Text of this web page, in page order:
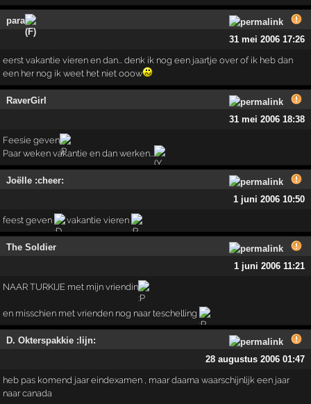
para
31 mei 2006 17:26
eerst vakantie vieren en dan... denk ik nog een jaartje over of ik heb dan
een her nog ik weet het niet ooow
RaverGirl
31 mei 2006 18:38
Feesie geven
Paar weken vakantie en dan werken...
Joëlle :cheer:
1 juni 2006 10:50
feest geven vakantie vieren
The Soldier
1 juni 2006 11:21
NAAR TURKIJE met mijn vriendin
en misschien met vrienden nog naar teschelling
D. Okterspakkie :lijn:
28 augustus 2006 01:47
heb pas komend jaar eindexamen , maar daarna waarschijnlijk een jaar
naar canada